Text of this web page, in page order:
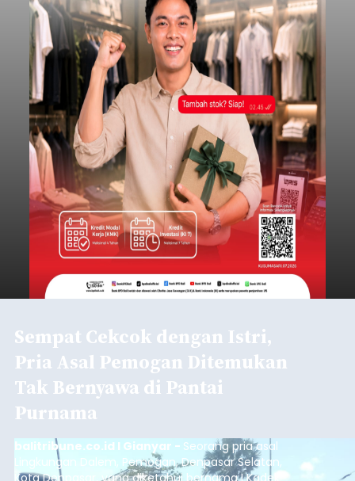
Sempat Cekcok dengan Istri,
Pria Asal Pemogan Ditemukan
Tak Bernyawa di Pantai
Purnama
balitribune.co.id I Gianyar - Seorang pria asal
Lingkungan Dalem, Pemogan, Denpasar Selatan,
Kota Denpasar, yang diketahui bernama I Kadek